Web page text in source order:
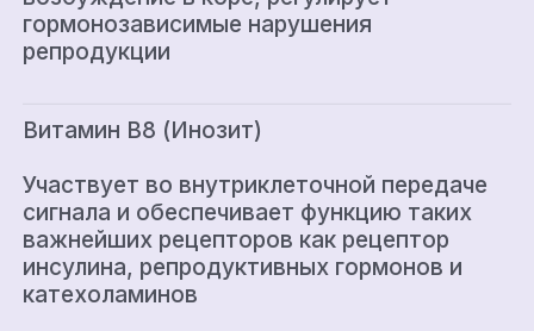
гормонозависимые нарушения
репродукции
Витамин В8 (Инозит)
Участвует во внутриклеточной передаче
сигнала и обеспечивает функцию таких
важнейших рецепторов как рецептор
инсулина, репродуктивных гормонов и
катехоламинов